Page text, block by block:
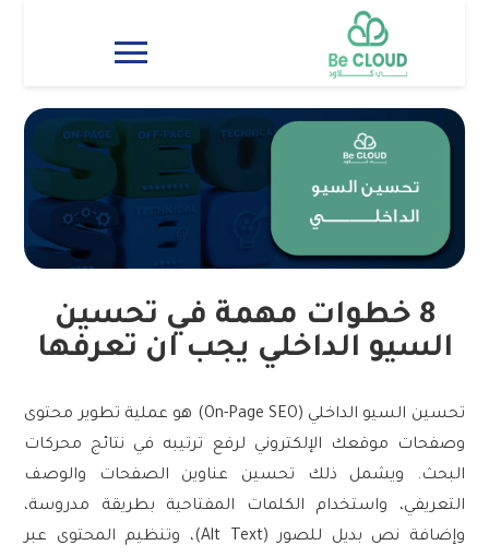
من نحن
خدماتنا
سابقة الاعمال
8 خطوات مهمة في تحسين
السيو الداخلي يجب ان تعرفها
تحسين السيو الداخلي (On-Page SEO) هو عملية تطوير محتوى
وصفحات موقعك الإلكتروني لرفع ترتيبه في نتائج محركات
البحث. ويشمل ذلك تحسين عناوين الصفحات والوصف
التعريفي، واستخدام الكلمات المفتاحية بطريقة مدروسة،
وإضافة نص بديل للصور (Alt Text)، وتنظيم المحتوى عبر